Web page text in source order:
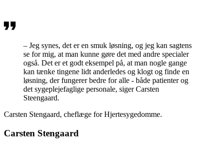
– Jeg synes, det er en smuk løsning, og jeg kan sagtens
se for mig, at man kunne gøre det med andre specialer
også. Det er et godt eksempel på, at man nogle gange
kan tænke tingene lidt anderledes og klogt og finde en
løsning, der fungerer bedre for alle - både patienter og
det sygeplejefaglige personale, siger Carsten
Steengaard.
Carsten Stengaard, cheflæge for Hjertesygedomme.
Carsten Stengaard